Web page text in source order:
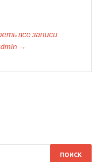
все записи
→